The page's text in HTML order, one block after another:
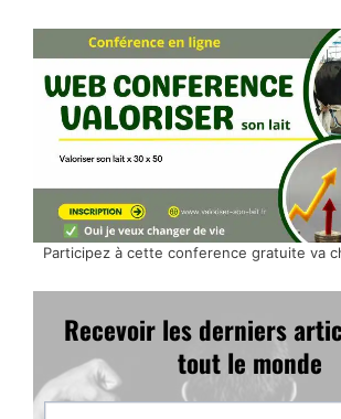
Participez à cette conference gratuite va